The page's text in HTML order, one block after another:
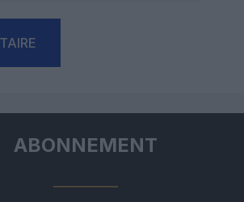
ABONNEMENT